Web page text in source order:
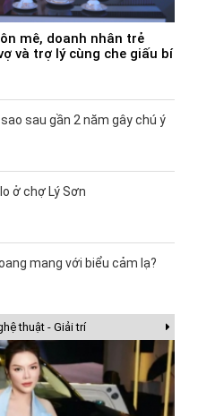
mê, doanh nhân trẻ
và trợ lý cùng che giấu bí
sau gần 2 năm gây chú ý
ở chợ Lý Sơn
mang với biểu cảm lạ?
thuật - Giải trí